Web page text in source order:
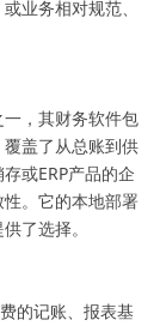
业务相对规范、
，其财务软件包
盖了从总账到供
或ERP产品的企
。它的本地部署
了选择。
的记账、报表基